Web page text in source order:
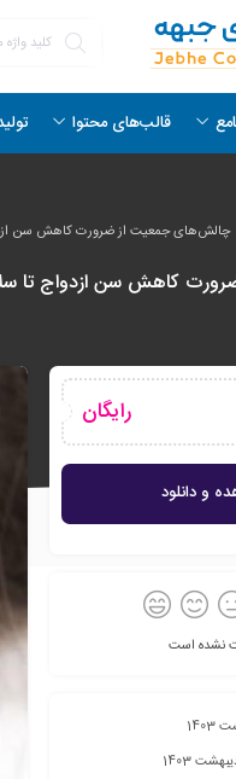
قالب‌های محتوا
چالش‌های جمعیت از ضرورت کاهش سن
کاهش سن ازدواج تا
رایگان
و دانلود
نشده است